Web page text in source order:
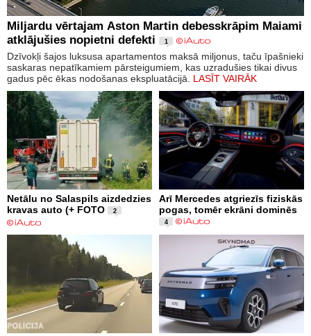
Miljardu vērtajam Aston Martin debesskrāpim Maiami
atklājušies nopietni defekti
1
Dzīvokļi šajos luksusa apartamentos maksā miljonus, taču īpašnieki
saskaras nepatīkamiem pārsteigumiem, kas uzradušies tikai divus
gadus pēc ēkas nodošanas ekspluatācijā. LASĪT VAIRĀK
Netālu no Salaspils aizdedzies
kravas auto (+ FOTO
2
Arī Mercedes atgriezīs fiziskās
pogas, tomēr ekrāni dominēs
4